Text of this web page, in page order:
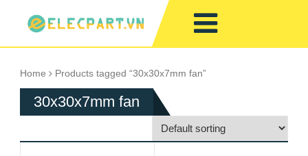
Home Products tagged “30x30x7mm fan”
30x30x7mm fan